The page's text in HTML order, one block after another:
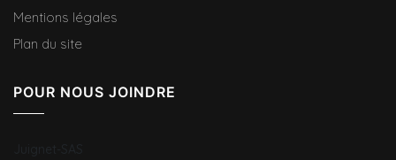
Mentions légales
Plan du site
POUR NOUS JOINDRE